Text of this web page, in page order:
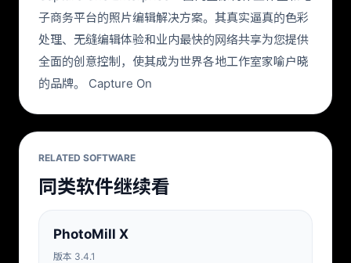
子商务平台的照片编辑解决方案。其真实逼真的色彩
处理、无缝编辑体验和业内最快的网络共享为您提供
全面的创意控制，使其成为世界各地工作室家喻户晓
的品牌。 Capture On
RELATED SOFTWARE
同类软件继续看
PhotoMill X
版本 3.4.1